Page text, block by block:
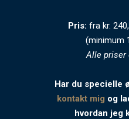
Pris: fra kr.
(minimum
Alle priser
Har du specielle
kontakt mig og
hvordan jeg